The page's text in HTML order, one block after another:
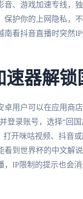
、游戏加速专线，
护你的上网隐私，
看抖音直播时突然
器解锁
用户可以在应用商店
登录账号，选择“回
开咪咕视频、抖音
到世界杯的中文解
IP限制的提示也会